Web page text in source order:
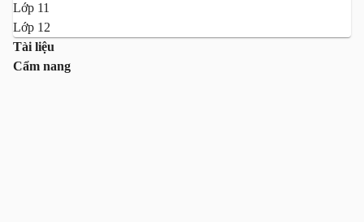
Lớp 11
Lớp 12
Tài liệu
Cẩm nang